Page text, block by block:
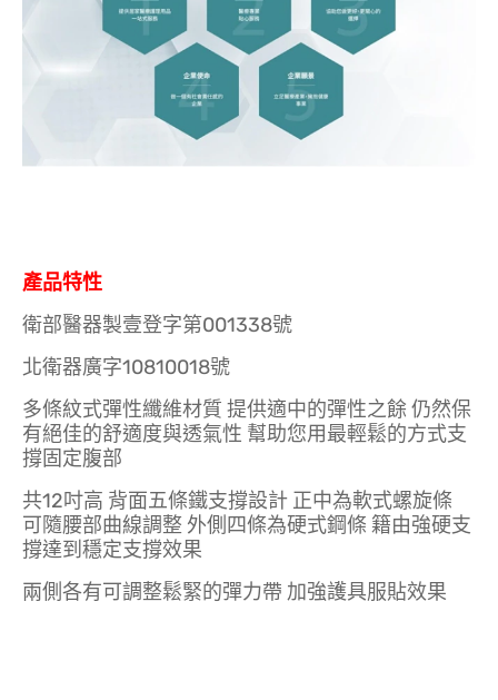
產品特性
衛部醫器製壹登字第001338號
北衛器廣字10810018號
多條紋式彈性纖維材質 提供適中的彈性之餘 仍然保
有絕佳的舒適度與透氣性 幫助您用最輕鬆的方式支
撐固定腹部
共12吋高 背面五條鐵支撐設計 正中為軟式螺旋條
可隨腰部曲線調整 外側四條為硬式鋼條 籍由強硬支
撐達到穩定支撐效果
兩側各有可調整鬆緊的彈力帶 加強護具服貼效果